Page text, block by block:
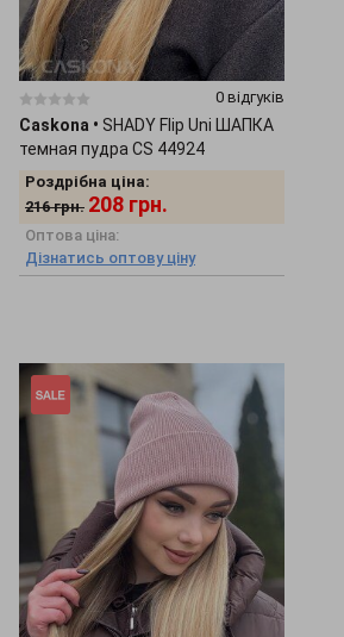
0 відгуків
Caskona • SHADY Flip Uni ШАПКА
темная пудра CS 44924
Роздрібна ціна:
216 грн. 208 грн.
Оптова ціна:
Дізнатись оптову ціну